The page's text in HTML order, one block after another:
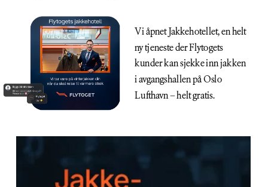
Vi åpnet Jakkehotellet, en helt
ny tjeneste der Flytogets
kunder kan sjekke inn jakken
i avgangshallen på Oslo
Lufthavn – helt gratis.